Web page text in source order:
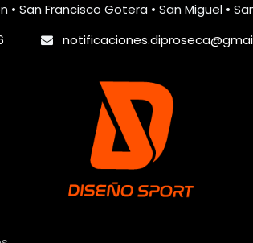
• San Francisco Gotera • San Miguel •